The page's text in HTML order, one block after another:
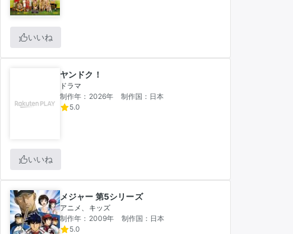
いいね
ヤンドク！
ドラマ
制作年：2026年
制作国：日本
5.0
いいね
メジャー 第5シリーズ
アニメ、キッズ
制作年：2009年
制作国：日本
5.0